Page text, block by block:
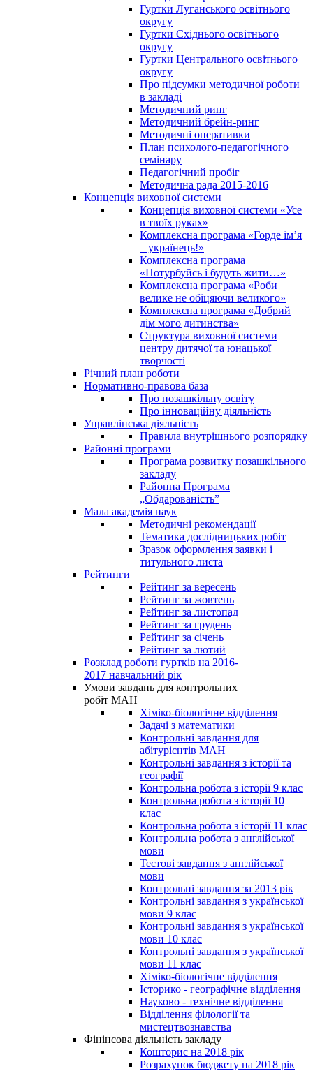
Гуртки Луганського освітнього
округу
Гуртки Східнього освітнього
округу
Гуртки Центрального освітнього
округу
Про підсумки методичної роботи
в закладі
Методичний ринг
Методичний брейн-ринг
Методичні оперативки
План психолого-педагогічного
семінару
Педагогічний пробіг
Методична рада 2015-2016
Концепція виховної системи
Концепція виховної системи «Усе
в твоїх руках»
Комплексна програма «Горде ім’я
– українець!»
Комплексна програма
«Потурбуйсь і будуть жити…»
Комплексна програма «Роби
велике не обіцяючи великого»
Комплексна програма «Добрий
дім мого дитинства»
Структура виховної системи
центру дитячої та юнацької
творчості
Річний план роботи
Нормативно-правова база
Про позашкільну освіту
Про інноваційну діяльність
Управлінська діяльність
Правила внутрішнього розпорядку
Районні програми
Програма розвитку позашкільного
закладу
Районна Програма
„Обдарованість”
Мала академія наук
Методичні рекомендації
Тематика дослідницьких робіт
Зразок оформлення заявки і
титульного листа
Рейтинги
Рейтинг за вересень
Рейтинг за жовтень
Рейтинг за листопад
Рейтинг за грудень
Рейтинг за січень
Рейтинг за лютий
Розклад роботи гуртків на 2016-
2017 навчальний рік
Умови завдань для контрольних
робіт МАН
Хіміко-біологічне відділення
Задачі з математики
Контрольні завдання для
абітурієнтів МАН
Контрольні завдання з історії та
географії
Контрольна робота з історії 9 клас
Контрольна робота з історії 10
клас
Контрольна робота з історії 11 клас
Контрольна робота з англійської
мови
Тестові завдання з англійської
мови
Контрольні завдання за 2013 рік
Контрольні завдання з української
мови 9 клас
Контрольні завдання з української
мови 10 клас
Контрольні завдання з української
мови 11 клас
Хіміко-біологічне відділення
Історико - географічне відділення
Науково - технічне відділення
Відділення філології та
мистецтвознавства
Фінінсова діяльність закладу
Кошторис на 2018 рік
Розрахунок бюджету на 2018 рік